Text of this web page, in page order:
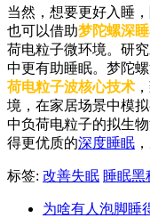
当然，想要更好入睡
也可以借助梦陀螺深
荷电粒子微环境。研
中更有助睡眠。梦陀
荷电粒子波核心技术
境，在家居场景中模
中负荷电粒子的拟生
得更优质的深度睡眠
标签: 改善失眠 睡眠黑
为啥有人泡脚睡